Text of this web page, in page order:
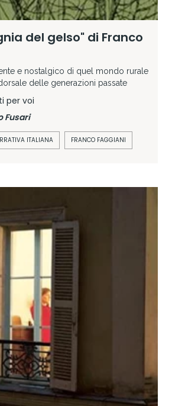
del gelso" di Franco
e nostalgico di quel mondo rurale
delle generazioni passate
per voi
Fusari
ITALIANA FRANCO FAGGIANI